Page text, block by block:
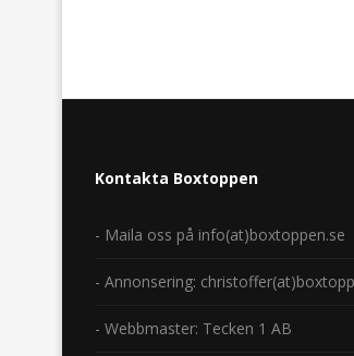
Kontakta Boxtoppen
- Maila oss på info(at)boxtoppen.se
- Annonsering:
- Webbmaster: Tecken 1 AB